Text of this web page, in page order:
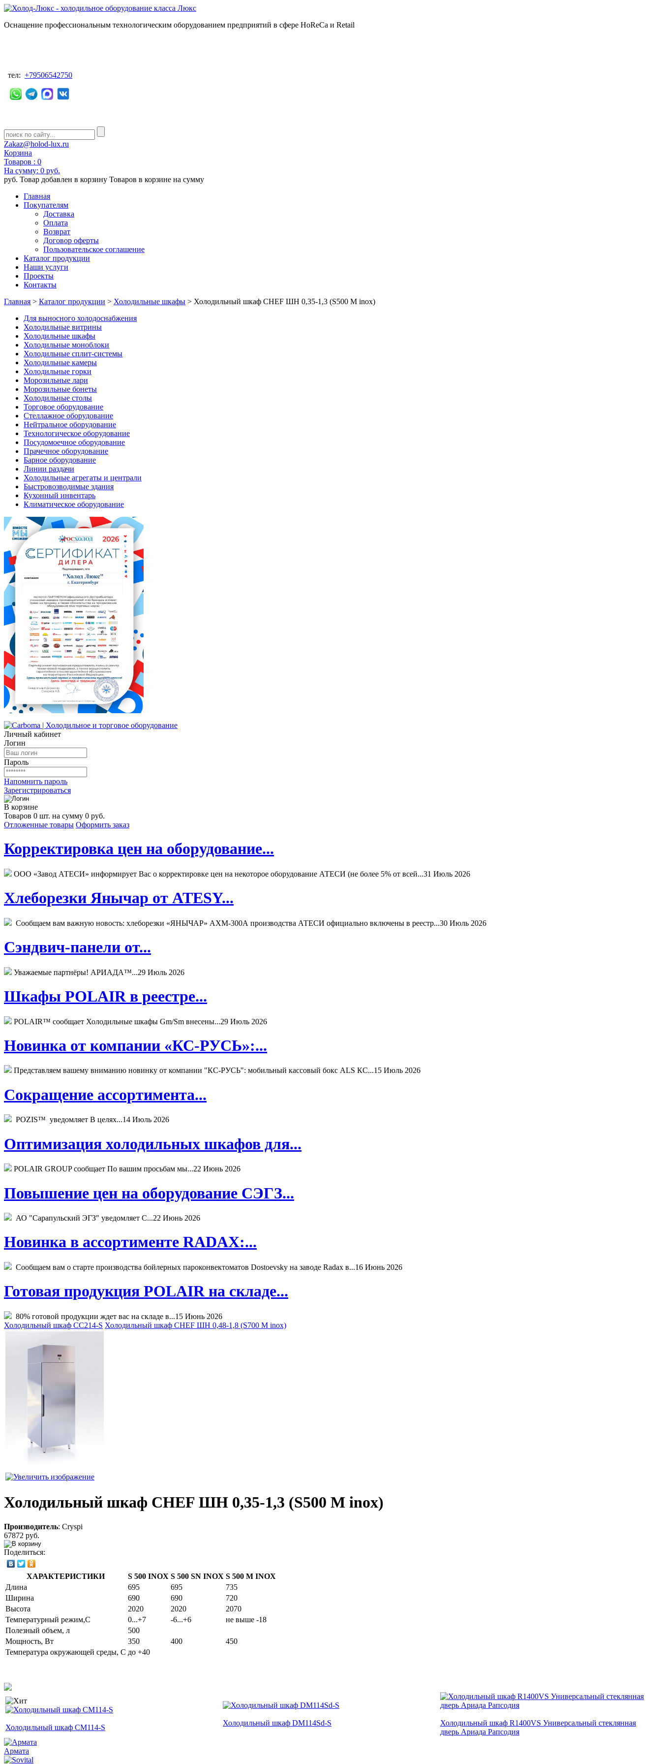
Оснащение профессиональным технологическим оборудованием предприятий в сфере HoReCa и Retail
тел: +79506542750
Zakaz@holod-lux.ru
Корзина
Товаров : 0
На сумму: 0 руб.
руб. Товар добавлен в корзину Товаров в корзине на сумму
Главная
Покупателям
Доставка
Оплата
Возврат
Договор оферты
Пользовательское соглашение
Каталог продукции
Наши услуги
Проекты
Контакты
Главная > Каталог продукции > Холодильные шкафы > Холодильный шкаф CHEF ШН 0,35-1,3 (S500 M inox)
Для выносного холодоснабжения
Холодильные витрины
Холодильные шкафы
Холодильные моноблоки
Холодильные сплит-системы
Холодильные камеры
Холодильные горки
Морозильные лари
Морозильные бонеты
Холодильные столы
Торговое оборудование
Стеллажное оборудование
Нейтральное оборудование
Технологическое оборудование
Посудомоечное оборудование
Прачечное оборудование
Барное оборудование
Линии раздачи
Холодильные агрегаты и централи
Быстровозводимые здания
Кухонный инвентарь
Климатическое оборудование
Личный кабинет
Логин
Пароль
Напомнить пароль
Зарегистрироваться
В корзине
Товаров 0 шт. на сумму 0 руб.
Отложенные товары Оформить заказ
Корректировка цен на оборудование...
ООО «Завод АТЕСИ» информирует Вас о корректировке цен на некоторое оборудование АТЕСИ (не более 5% от всей...31 Июль 2026
Хлеборезки Янычар от ATESY...
Сообщаем вам важную новость: хлеборезки «ЯНЫЧАР» АХМ-300А производства АТЕСИ официально включены в реестр...30 Июль 2026
Сэндвич-панели от...
Уважаемые партнёры! АРИАДА™...29 Июль 2026
Шкафы POLAIR в реестре...
POLAIR™ сообщает Холодильные шкафы Gm/Sm внесены...29 Июль 2026
Новинка от компании «КС-РУСЬ»:...
Представляем вашему вниманию новинку от компании "КС-РУСЬ": мобильный кассовый бокс ALS КС...15 Июль 2026
Сокращение ассортимента...
POZIS™ уведомляет В целях...14 Июль 2026
Оптимизация холодильных шкафов для...
POLAIR GROUP сообщает По вашим просьбам мы...22 Июнь 2026
Повышение цен на оборудование СЭГЗ...
АО "Сарапульский ЭГЗ" уведомляет С...22 Июнь 2026
Новинка в ассортименте RADAX:...
Сообщаем вам о старте производства бойлерных пароконвектоматов Dostoevsky на заводе Radax в...16 Июнь 2026
Готовая продукция POLAIR на складе...
80% готовой продукции ждет вас на складе в...15 Июнь 2026
Холодильный шкаф CC214-S Холодильный шкаф CHEF ШН 0,48-1,8 (S700 M inox)
Холодильный шкаф CHEF ШН 0,35-1,3 (S500 M inox)
Производитель: Cryspi
67872 руб.
Поделиться:
ХАРАКТЕРИСТИКИ S 500 INOX S 500 SN INOX S 500 M INOX
Длина
695 695
735
Ширина
690 690
720
Высота
2020 2020
2070
Температурный режим,C
0...+7 -6...+6
не выше -18
Полезный объем, л
500
Мощность, Вт
350 400
450
Температура окружающей среды, C до +40
Холодильный шкаф CM114-S
Холодильный шкаф DM114Sd-S
Холодильный шкаф R1400VS Универсальный стеклянная
дверь Ариада Рапсодия
Армата